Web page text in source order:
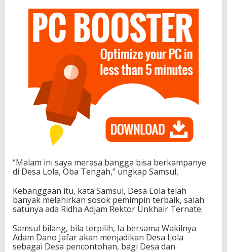
“Malam ini saya merasa bangga bisa berkampanye
di Desa Lola, Oba Tengah,” ungkap Samsul,
Kebanggaan itu, kata Samsul, Desa Lola telah
banyak melahirkan sosok pemimpin terbaik, salah
satunya ada Ridha Adjam Rektor Unkhair Ternate.
Samsul bilang, bila terpilih, Ia bersama Wakilnya
Adam Dano Jafar akan menjadikan Desa Lola
sebagai Desa pencontohan, bagi Desa dan